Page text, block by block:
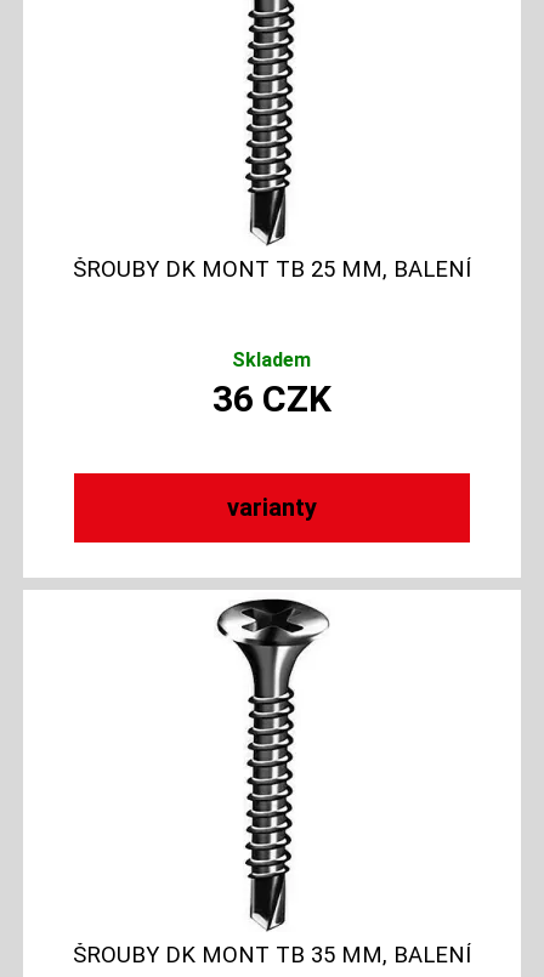
ŠROUBY DK MONT TB 25 MM, BALENÍ
Skladem
varianty
36 CZK
ŠROUBY DK MONT TB 35 MM, BALENÍ